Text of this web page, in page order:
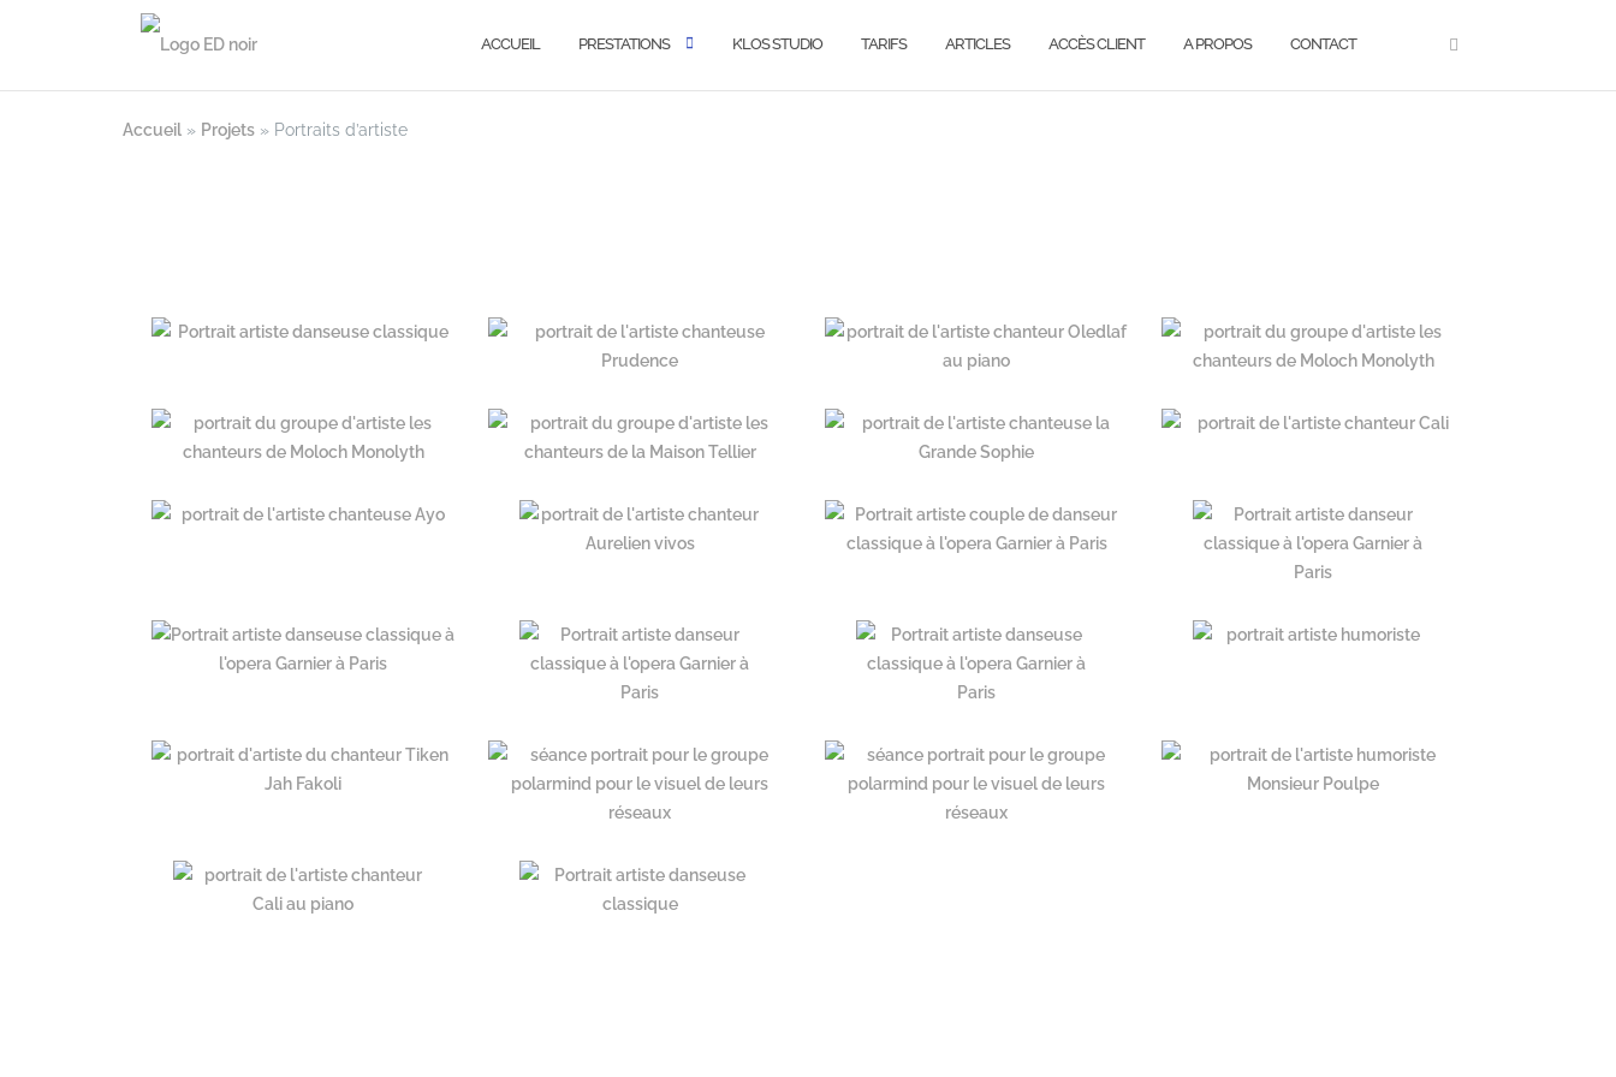
ACCUEIL PRESTATIONS K’LOS STUDIO TARIFS ARTICLES ACCÈS CLIENT A PROPOS CONTACT
Accueil » Projets » Portraits d’artiste